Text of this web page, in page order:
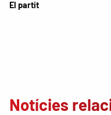
El partit
Notícies